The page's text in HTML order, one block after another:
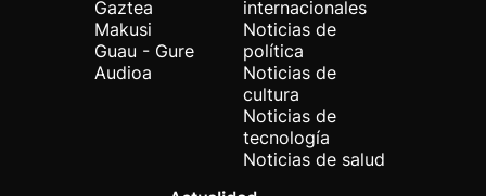
Gaztea
Makusi
Guau - Gure
Audioa
internacionales
Noticias de
política
Noticias de
cultura
Noticias de
tecnología
Noticias de salud